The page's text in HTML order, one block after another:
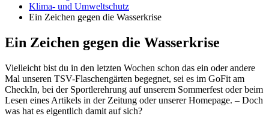
Klima- und Umweltschutz
Ein Zeichen gegen die Wasserkrise
Ein Zeichen gegen die Wasserkrise
Vielleicht bist du in den letzten Wochen schon das ein oder andere
Mal unseren TSV-Flaschengärten begegnet, sei es im GoFit am
CheckIn, bei der Sportlerehrung auf unserem Sommerfest oder beim
Lesen eines Artikels in der Zeitung oder unserer Homepage. – Doch
was hat es eigentlich damit auf sich?